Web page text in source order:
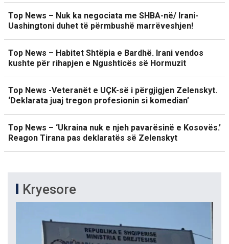
Top News – Nuk ka negociata me SHBA-në/ Irani-
Uashingtoni duhet të përmbushë marrëveshjen!
Top News – Habitet Shtëpia e Bardhë. Irani vendos
kushte për rihapjen e Ngushticës së Hormuzit
Top News -Veteranët e UÇK-së i përgjigjen Zelenskyt.
‘Deklarata juaj tregon profesionin si komedian’
Top News – ‘Ukraina nuk e njeh pavarësinë e Kosovës.’
Reagon Tirana pas deklaratës së Zelenskyt
Kryesore